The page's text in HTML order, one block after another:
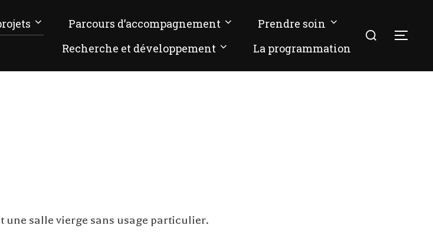
Parcours d’accompagnement
Prendre soin
Recherche et développement
La programmation
une salle vierge sans usage particulier.